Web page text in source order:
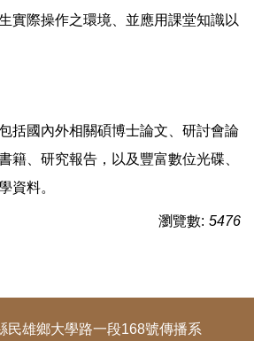
實際操作之環境、並應用課堂知識以
國內外相關碩博士論文、研討會論
籍、研究報告，以及豐富數位光碟、
資料。
瀏覽數: 5476
民雄鄉大學路一段168號傳播系